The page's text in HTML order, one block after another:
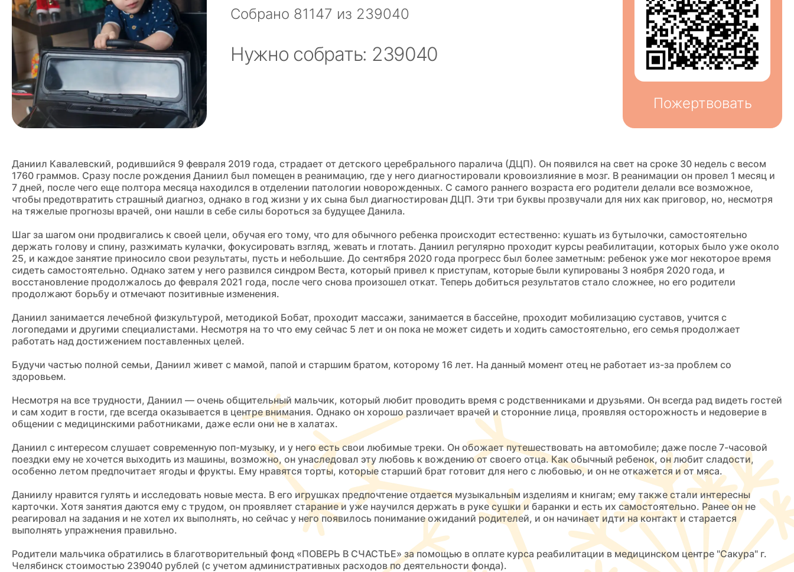
Собрано 81147 из 239040
Нужно собрать: 239040
Пожертвовать
Даниил Кавалевский, родившийся 9 февраля 2019 года, страдает от детского церебрального паралича (ДЦП). Он появился на свет на сроке 30 недель с весом
1760 граммов. Сразу после рождения Даниил был помещен в реанимацию, где у него диагностировали кровоизлияние в мозг. В реанимации он провел 1 месяц и
7 дней, после чего еще полтора месяца находился в отделении патологии новорожденных. С самого раннего возраста его родители делали все возможное,
чтобы предотвратить страшный диагноз, однако в год жизни у их сына был диагностирован ДЦП. Эти три буквы прозвучали для них как приговор, но, несмотря
на тяжелые прогнозы врачей, они нашли в себе силы бороться за будущее Данила.
Шаг за шагом они продвигались к своей цели, обучая его тому, что для обычного ребенка происходит естественно: кушать из бутылочки, самостоятельно
держать голову и спину, разжимать кулачки, фокусировать взгляд, жевать и глотать. Даниил регулярно проходит курсы реабилитации, которых было уже около
25, и каждое занятие приносило свои результаты, пусть и небольшие. До сентября 2020 года прогресс был более заметным: ребенок уже мог некоторое время
сидеть самостоятельно. Однако затем у него развился синдром Веста, который привел к приступам, которые были купированы 3 ноября 2020 года, и
восстановление продолжалось до февраля 2021 года, после чего снова произошел откат. Теперь добиться результатов стало сложнее, но его родители
продолжают борьбу и отмечают позитивные изменения.
Даниил занимается лечебной физкультурой, методикой Бобат, проходит массажи, занимается в бассейне, проходит мобилизацию суставов, учится с
логопедами и другими специалистами. Несмотря на то что ему сейчас 5 лет и он пока не может сидеть и ходить самостоятельно, его семья продолжает
работать над достижением поставленных целей.
Будучи частью полной семьи, Даниил живет с мамой, папой и старшим братом, которому 16 лет. На данный момент отец не работает из-за проблем со
здоровьем.
Несмотря на все трудности, Даниил — очень общительный мальчик, который любит проводить время с родственниками и друзьями. Он всегда рад видеть гостей
и сам ходит в гости, где всегда оказывается в центре внимания. Однако он хорошо различает врачей и сторонние лица, проявляя осторожность и недоверие в
общении с медицинскими работниками, даже если они не в халатах.
Даниил с интересом слушает современную поп-музыку, и у него есть свои любимые треки. Он обожает путешествовать на автомобиле; даже после 7-часовой
поездки ему не хочется выходить из машины, возможно, он унаследовал эту любовь к вождению от своего отца. Как обычный ребенок, он любит сладости,
особенно летом предпочитает ягоды и фрукты. Ему нравятся торты, которые старший брат готовит для него с любовью, и он не откажется и от мяса.
Даниилу нравится гулять и исследовать новые места. В его игрушках предпочтение отдается музыкальным изделиям и книгам; ему также стали интересны
карточки. Хотя занятия даются ему с трудом, он проявляет старание и уже научился держать в руке сушки и баранки и есть их самостоятельно. Ранее он не
реагировал на задания и не хотел их выполнять, но сейчас у него появилось понимание ожиданий родителей, и он начинает идти на контакт и старается
выполнять упражнения правильно.
Родители мальчика обратились в благотворительный фонд «ПОВЕРЬ В СЧАСТЬЕ» за помощью в оплате курса реабилитации в медицинском центре "Сакура" г.
Челябинск стоимостью 239040 рублей (с учетом административных расходов по деятельности фонда).